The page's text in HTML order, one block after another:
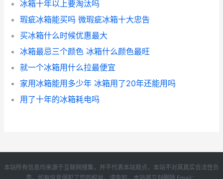
冰箱十年以上要淘汰吗
瑕疵冰箱能买吗 微瑕疵冰箱十大忠告
买冰箱什么时候优惠最大
冰箱最忌三个颜色 冰箱什么颜色最旺
就一个冰箱用什么拉最便宜
家用冰箱能用多少年 冰箱用了20年还能用吗
用了十年的冰箱耗电吗
本站所有信息均来源于互联网搜集，并不代表本站观点，本站不对其真实合法性负